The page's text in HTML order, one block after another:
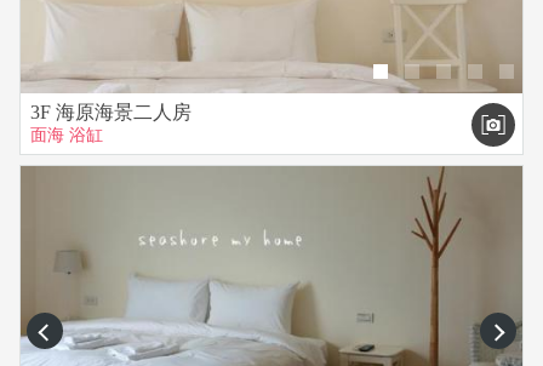
3F 海原海景二人房
面海 浴缸
prev next